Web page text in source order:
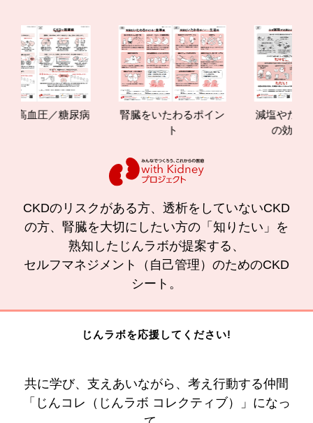
圧／糖尿病
腎臓をいたわるポイン
減塩やたんぱく
の効果と重要
CKDのリスクがある方、透析をしていないCKD
の方、腎臓を大切にしたい方の「知りたい」を
熟知したじんラボが提案する、
セルフマネジメント（自己管理）のためのCKD
シート。
じんラボを応援してください!
共に学び、支えあいながら、考え行動する仲間
「じんコレ（じんラボ コレクティブ）」になっ